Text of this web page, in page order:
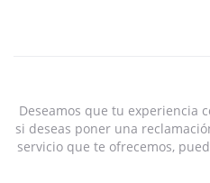
Deseamos que tu experiencia
si deseas poner una
servicio que te ofrecemos,